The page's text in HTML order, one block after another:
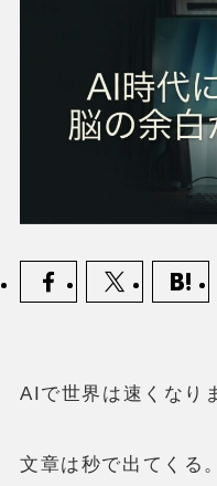
AIで世界は速くなり
文章は秒で出てくる